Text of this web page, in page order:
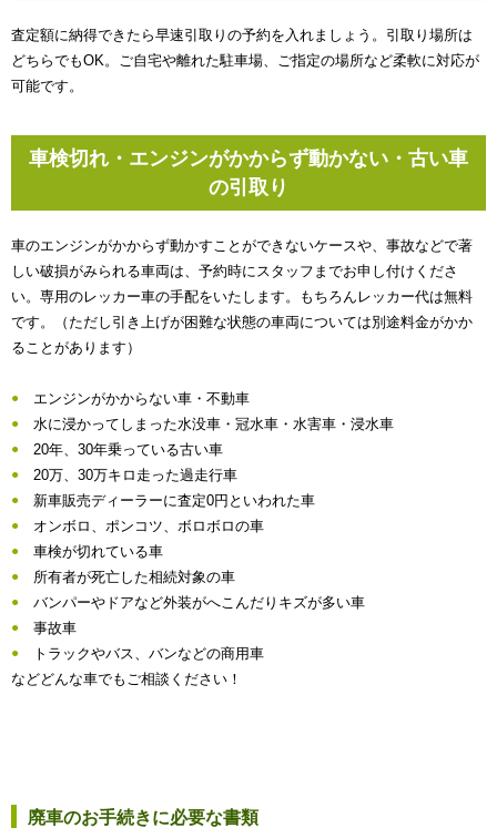
査定額に納得できたら早速引取りの予約を入れましょう。引取り場所は
どちらでもOK。ご自宅や離れた駐車場、ご指定の場所など柔軟に対応が
可能です。
車検切れ・エンジンがかからず動かない・古い車
の引取り
車のエンジンがかからず動かすことができないケースや、事故などで著
しい破損がみられる車両は、予約時にスタッフまでお申し付けくださ
い。専用のレッカー車の手配をいたします。もちろんレッカー代は無料
です。（ただし引き上げが困難な状態の車両については別途料金がかか
ることがあります）
エンジンがかからない車・不動車
水に浸かってしまった水没車・冠水車・水害車・浸水車
20年、30年乗っている古い車
20万、30万キロ走った過走行車
新車販売ディーラーに査定0円といわれた車
オンボロ、ポンコツ、ボロボロの車
車検が切れている車
所有者が死亡した相続対象の車
バンパーやドアなど外装がへこんだりキズが多い車
事故車
トラックやバス、バンなどの商用車
などどんな車でもご相談ください！
廃車のお手続きに必要な書類